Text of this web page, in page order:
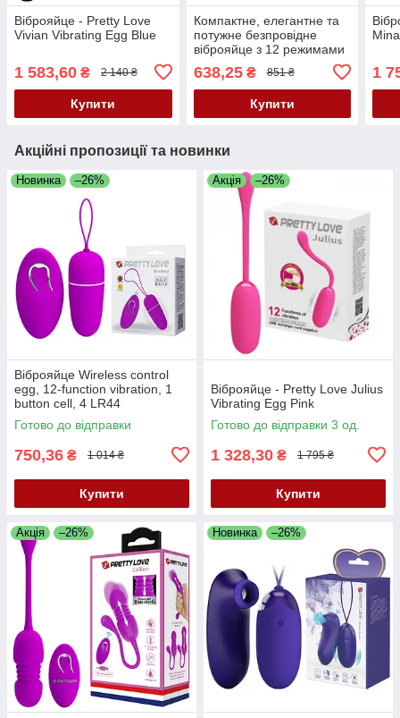
Віброяйце - Pretty Love
Vivian Vibrating Egg Blue
1 583,60 ₴ 2 140 ₴
Купити
Компактне, елегантне та
потужне безпровідне
віброяйце з 12 режимами
вібрації Pretty Love Arvin
Vibrating Egg Purple
638,25₴ 851 ₴
Купити
1
Акційні пропозиції та новинки
Новинка –26%
Віброяйце Wireless control
egg, 12-function vibration, 1
button cell, 4 LR44
Готово до відправки
750,36 ₴ 1 014 ₴
Купити
Акція –26%
Віброяйце - Pretty Love Julius
Vibrating Egg Pink
Готово до відправки 3 од.
1 328,30 ₴ 1 795 ₴
Купити
Акція –26% Новинка –26%